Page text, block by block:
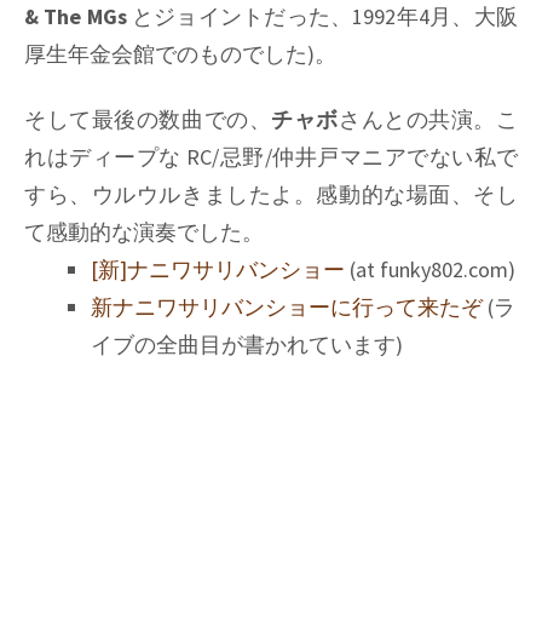
& The MGsとジョイントだった、1992年4月、大阪
厚生年金会館でのものでした)。
そして最後の数曲での、 チャボさんとの共演。こ
れはディープな RC/忌野/仲井戸マニアでない私で
すら、ウルウルきましたよ。感動的な場面、そし
て感動的な演奏でした。
[新]ナニワサリバンショー (at funky802.com)
新ナニワサリバンショーに行って来たぞ(ラ
イブの全曲目が書かれています)